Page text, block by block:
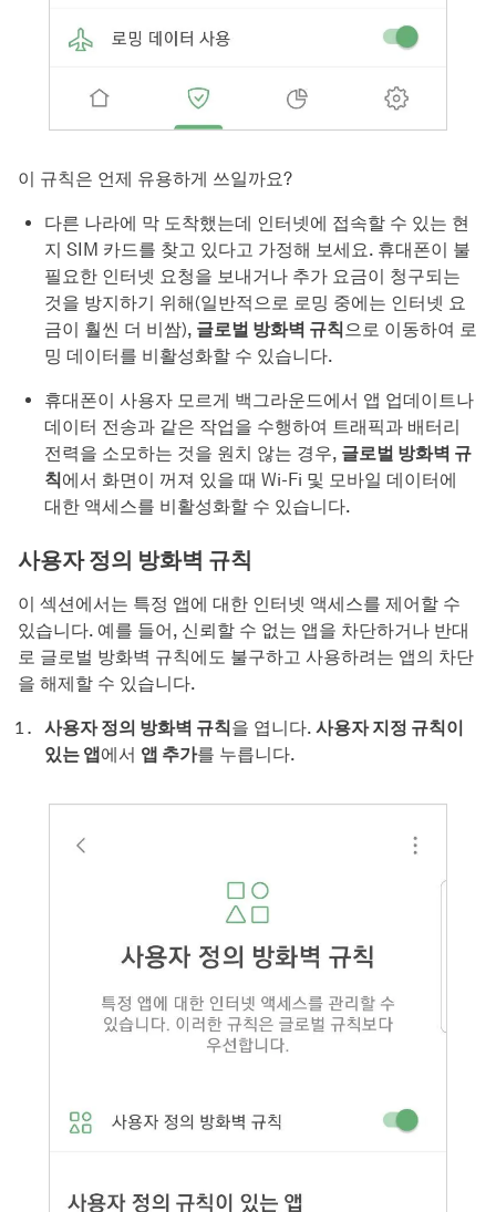
이 규칙은 언제 유용하게 쓰일까요?
다른 나라에 막 도착했는데 인터넷에 접속할 수 있는 현
지 SIM 카드를 찾고 있다고 가정해 보세요. 휴대폰이 불
필요한 인터넷 요청을 보내거나 추가 요금이 청구되는
것을 방지하기 위해(일반적으로 로밍 중에는 인터넷 요
금이 훨씬 더 비쌈), 글로벌 방화벽 규칙 으로 이동하여 로
밍 데이터를 비활성화할 수 있습니다.
휴대폰이 사용자 모르게 백그라운드에서 앱 업데이트나
데이터 전송과 같은 작업을 수행하여 트래픽과 배터리
전력을 소모하는 것을 원치 않는 경우, 글로벌 방화벽 규
칙 에서 화면이 꺼져 있을 때 Wi-Fi 및 모바일 데이터에
대한 액세스를 비활성화할 수 있습니다.
사용자 정의 방화벽 규칙
이 섹션에서는 특정 앱에 대한 인터넷 액세스를 제어할 수
있습니다. 예를 들어, 신뢰할 수 없는 앱을 차단하거나 반대
로 글로벌 방화벽 규칙에도 불구하고 사용하려는 앱의 차단
을 해제할 수 있습니다.
사용자 정의 방화벽 규칙 을 엽니다. 사용자 지정 규칙이
있는 앱 에서 앱 추가를 누릅니다.